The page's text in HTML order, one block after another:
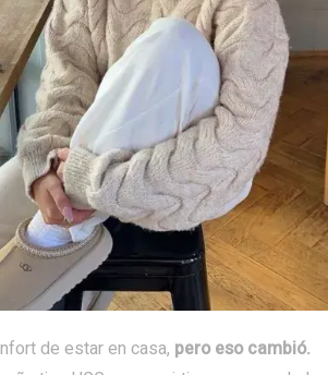
de estar en casa, pero eso cambió.